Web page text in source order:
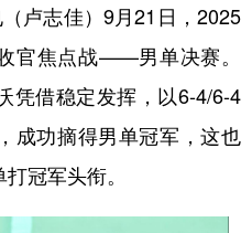
律动贵州 健康贵州
县区直达 企业速递
铜仁
卢志佳）9月21日，2025
官焦点战——男单决赛。
凭借稳定发挥，以6-4/6-4
成功摘得男单冠军，这也
冠军头衔。